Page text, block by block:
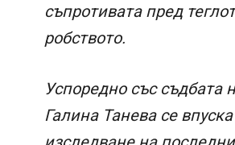
съпротивата пред
робството.
Успоредно със съдбата
Галина Танева се